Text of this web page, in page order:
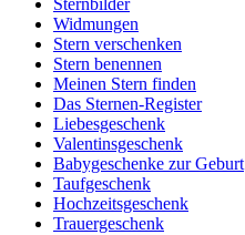
Sternbilder
Widmungen
Stern verschenken
Stern benennen
Meinen Stern finden
Das Sternen-Register
Liebesgeschenk
Valentinsgeschenk
Babygeschenke zur Geburt
Taufgeschenk
Hochzeitsgeschenk
Trauergeschenk